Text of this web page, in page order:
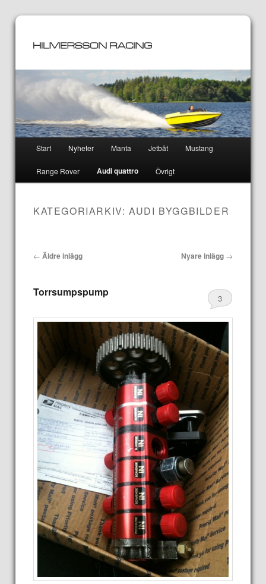
Hoppa
till
Hoppa
till
Start Nyheter Manta Jetbåt Mustang
Range Rover Audi quattro Övrigt
KATEGORIARKIV:AUDI BYGGBILDER
Inläggsnavigering
← Äldre inlägg Nyare inlägg →
Torrsumpspump 3